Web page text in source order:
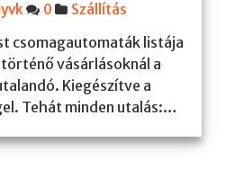
0 Szállítás
csomagautomaták listája
vásárlásoknál a
Kiegészítve a
Tehát minden utalás:…